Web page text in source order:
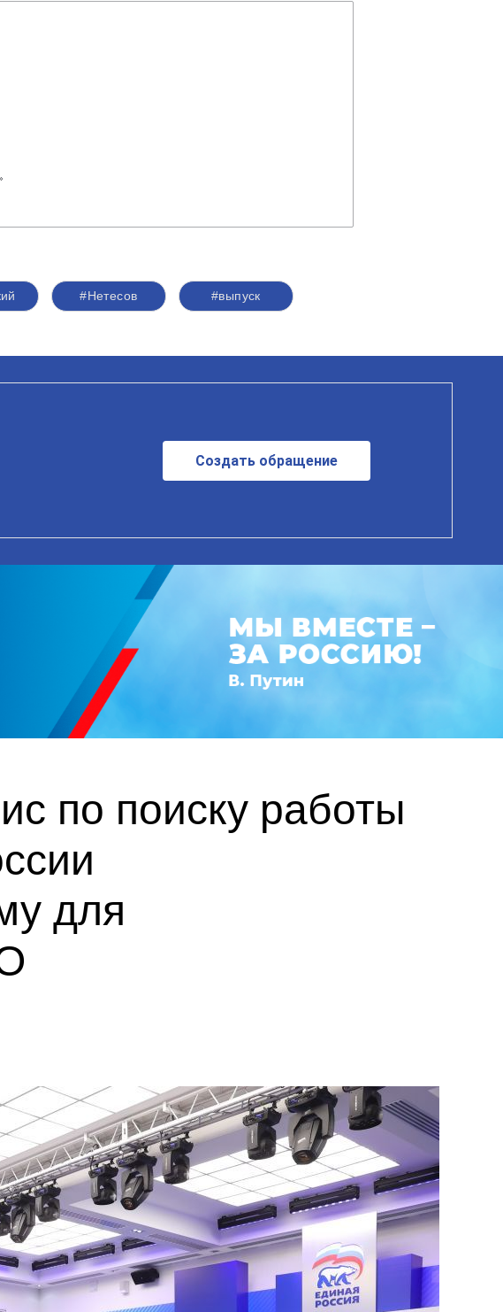
#Нетесов #выпуск
Создать обращение
по поиску работы
для